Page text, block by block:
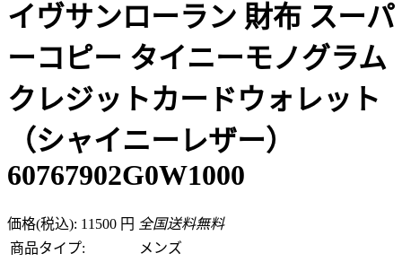
イヴサンローラン 財布 スーパ
ーコピー タイニーモノグラム
クレジットカードウォレット
（シャイニーレザー）
60767902G0W1000
価格(税込): 11500 円 全国送料無料
商品タイプ:
メンズ